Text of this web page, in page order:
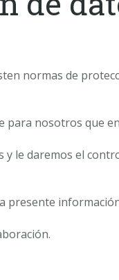
normas de
para nosotros que
le daremos el
presente